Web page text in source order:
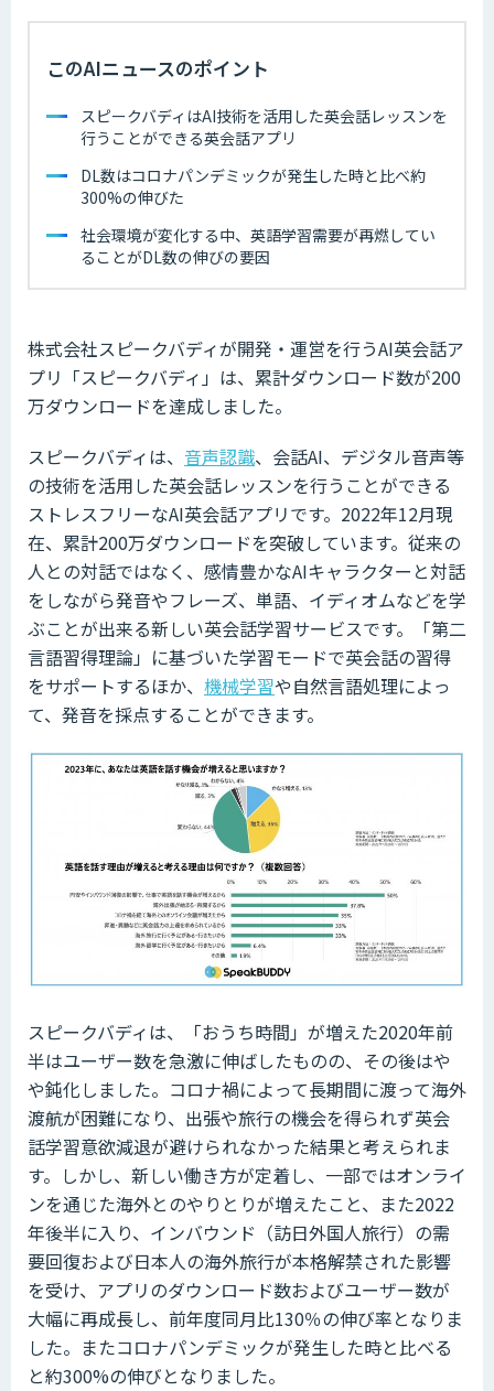
このAIニュースのポイント
スピークバディはAI技術を活用した英会話レッスンを
行うことができる英会話アプリ
DL数はコロナパンデミックが発生した時と比べ約
300%の伸びた
社会環境が変化する中、英語学習需要が再燃してい
ることがDL数の伸びの要因
株式会社スピークバディが開発・運営を行うAI英会話ア
プリ「スピークバディ」は、累計ダウンロード数が200
万ダウンロードを達成しました。
スピークバディは、 音声認識、会話AI、デジタル音声等
の技術を活用した英会話レッスンを行うことができる
ストレスフリーなAI英会話アプリです。2022年12月現
在、累計200万ダウンロードを突破しています。従来の
人との対話ではなく、感情豊かなAIキャラクターと対話
をしながら発音やフレーズ、単語、イディオムなどを学
ぶことが出来る新しい英会話学習サービスです。「第二
言語習得理論」に基づいた学習モードで英会話の習得
をサポートするほか、 機械学習や自然言語処理によっ
て、発音を採点することができます。
スピークバディは、「おうち時間」が増えた2020年前
半はユーザー数を急激に伸ばしたものの、その後はや
や鈍化しました。コロナ禍によって長期間に渡って海外
渡航が困難になり、出張や旅行の機会を得られず英会
話学習意欲減退が避けられなかった結果と考えられま
す。しかし、新しい働き方が定着し、一部ではオンライ
ンを通じた海外とのやりとりが増えたこと、また2022
年後半に入り、インバウンド（訪日外国人旅行）の需
要回復および日本人の海外旅行が本格解禁された影響
を受け、アプリのダウンロード数およびユーザー数が
大幅に再成長し、前年度同月比130％の伸び率となりま
した。またコロナパンデミックが発生した時と比べる
と約300%の伸びとなりました。